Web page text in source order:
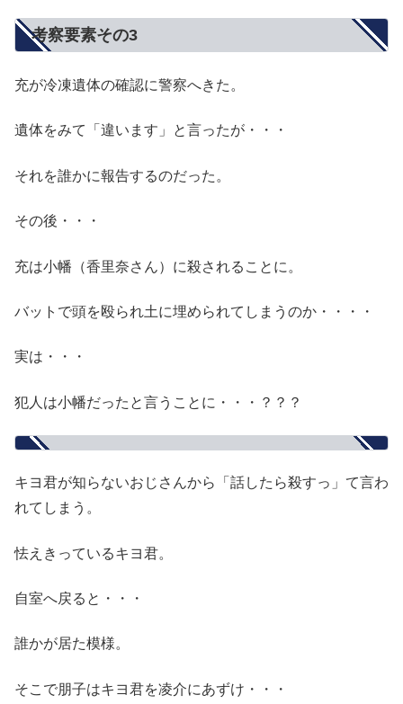
考察要素その3
充が冷凍遺体の確認に警察へきた。
遺体をみて「違います」と言ったが・・・
それを誰かに報告するのだった。
その後・・・
充は小幡（香里奈さん）に殺されることに。
バットで頭を殴られ土に埋められてしまうのか・・・・
実は・・・
犯人は小幡だったと言うことに・・・？？？
キヨ君が知らないおじさんから「話したら殺すっ」て言わ
れてしまう。
怯えきっているキヨ君。
自室へ戻ると・・・
誰かが居た模様。
そこで朋子はキヨ君を凌介にあずけ・・・